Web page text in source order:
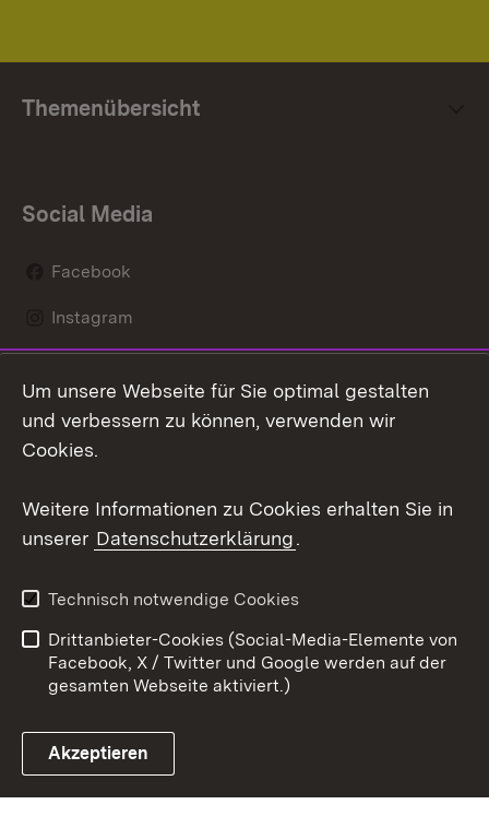
Themenübersicht
Social Media
Facebook
Instagram
Mastodon
Youtube
Link zum Landesportal
Kontakt
Datenschutz
Barrierefreiheit
Impressum Cookies
Um unsere Webseite für Sie optimal gestalten
und verbessern zu können, verwenden wir
Cookies.
Weitere Informationen zu Cookies erhalten Sie in
unserer Datenschutzerklärung.
Technisch notwendige Cookies
Drittanbieter-Cookies (Social-Media-Elemente von
Facebook, X / Twitter und Google werden auf der
gesamten Webseite aktiviert.)
Akzeptieren